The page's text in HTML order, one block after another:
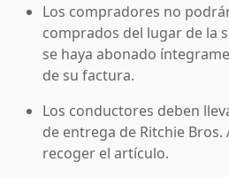
Los compradores no
comprados del lugar de la
se haya abonado
de su factura.
Los conductores deben
de entrega de Ritchie
recoger el artículo.